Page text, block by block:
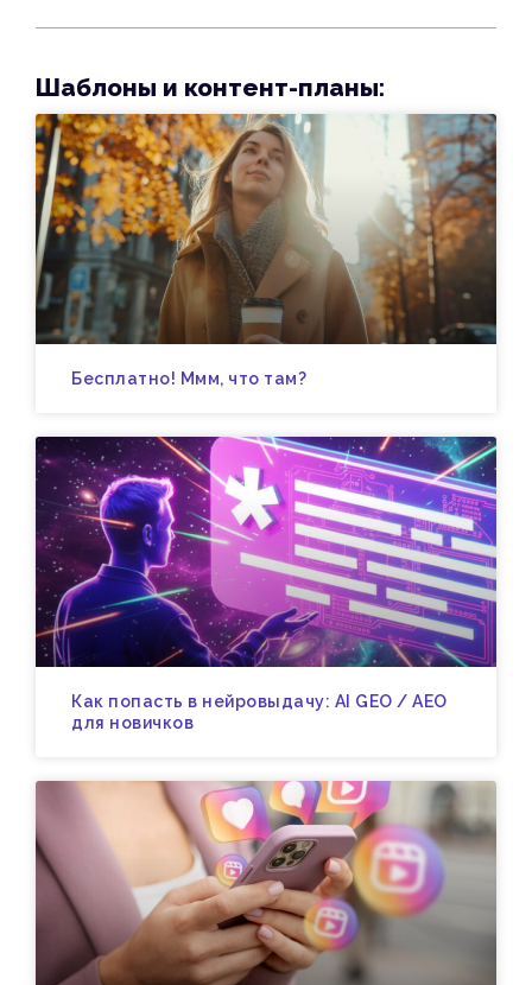
Шаблоны и контент-планы:
Бесплатно! Ммм, что там?
Как попасть в нейровыдачу: AI GEO / AEO
для новичков